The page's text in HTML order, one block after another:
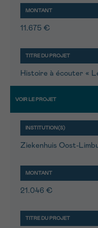
11.675 €
Histoire à écouter «
Ziekenhuis Oost-
21.046 €